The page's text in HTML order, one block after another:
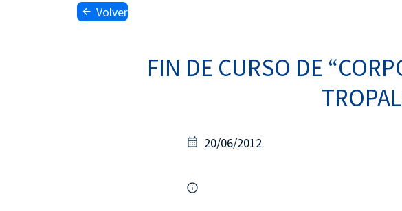
Volver
FIN DE CURSO DE
20/06/2012